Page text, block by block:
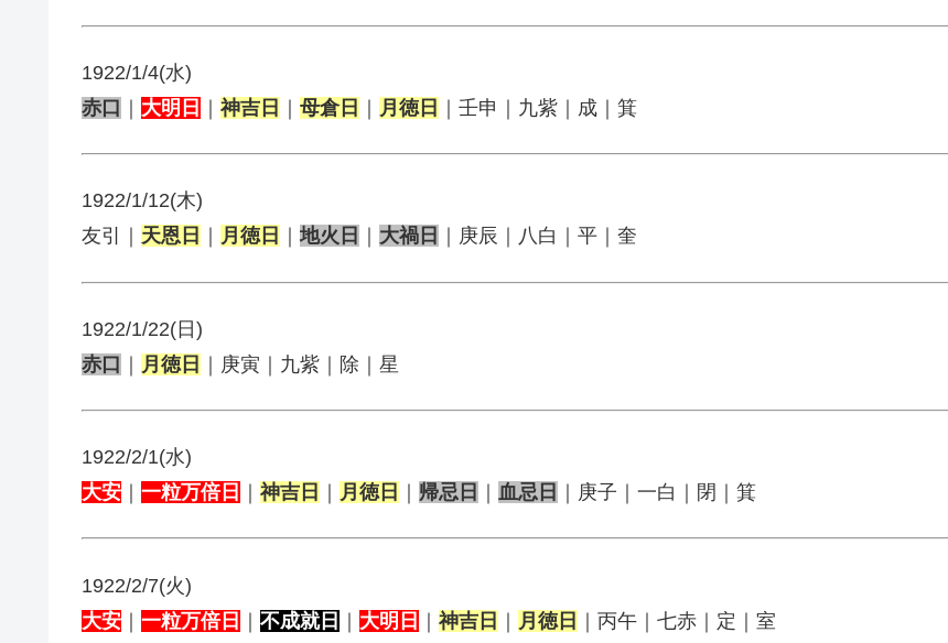
1922/1/4(水)
赤口
大明日 神吉日 母倉日 月徳日 ｜壬申｜九紫｜成｜箕
1922/1/12(木)
友引｜ 天恩日 月徳日 ｜地火日 大禍日 ｜庚辰｜八白｜平｜奎
1922/1/22(日)
赤口 ｜ 月徳日 ｜庚寅｜九紫｜除｜星
1922/2/1(水)
大安
一粒万倍日 神吉日 月徳日 帰忌日 血忌日 ｜庚子｜一白｜閉｜箕
1922/2/7(火)
大安 ｜ 一粒万倍日 ｜ 不成就日 ｜ 大明日 ｜ 神吉日 ｜ 月徳日 ｜丙午｜七赤｜定｜室